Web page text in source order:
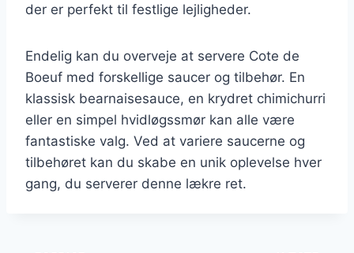
der er perfekt til festlige lejligheder.
Endelig kan du overveje at servere Cote de
Boeuf med forskellige saucer og tilbehør. En
klassisk bearnaisesauce, en krydret chimichurri
eller en simpel hvidløgssmør kan alle være
fantastiske valg. Ved at variere saucerne og
tilbehøret kan du skabe en unik oplevelse hver
gang, du serverer denne lækre ret.